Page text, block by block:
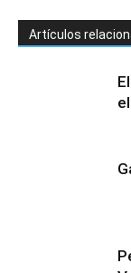
Artículos